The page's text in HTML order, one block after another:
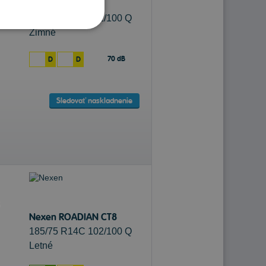
185/80 R14C 102/100 Q
Zimné
D D 70 dB
Sledovať naskladnenie
Nexen ROADIAN CT8
185/75 R14C 102/100 Q
Letné